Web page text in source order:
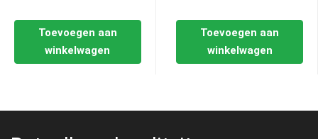
Toevoegen aan
winkelwagen
Toevoegen aan
winkelwagen